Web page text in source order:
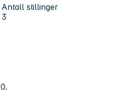
Antall stillinger
3